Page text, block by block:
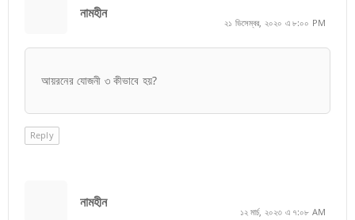
নামহীন
২১ ডিসেম্বর, ২০২০ এ ৮:০০ PM
আয়রনের যোজনী ৩ কীভাবে হয়?
Reply
নামহীন
১২ মার্চ, ২০২৩ এ ৭:০৮ AM